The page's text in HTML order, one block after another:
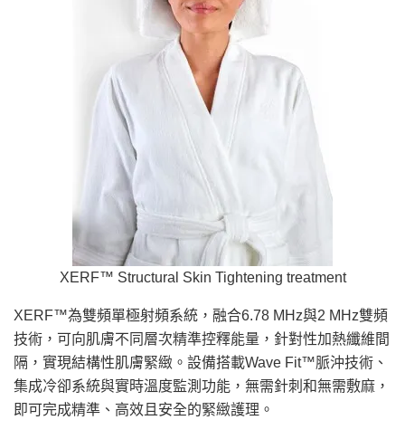
XERF™ Structural Skin Tightening treatment
XERF™為雙頻單極射頻系統，融合6.78 MHz與2 MHz雙頻
技術，可向肌膚不同層次精準控釋能量，針對性加熱纖維間
隔，實現結構性肌膚緊緻。設備搭載Wave Fit™脈沖技術、
集成冷卻系統與實時溫度監測功能，無需針刺和無需敷麻，
即可完成精準、高效且安全的緊緻護理。